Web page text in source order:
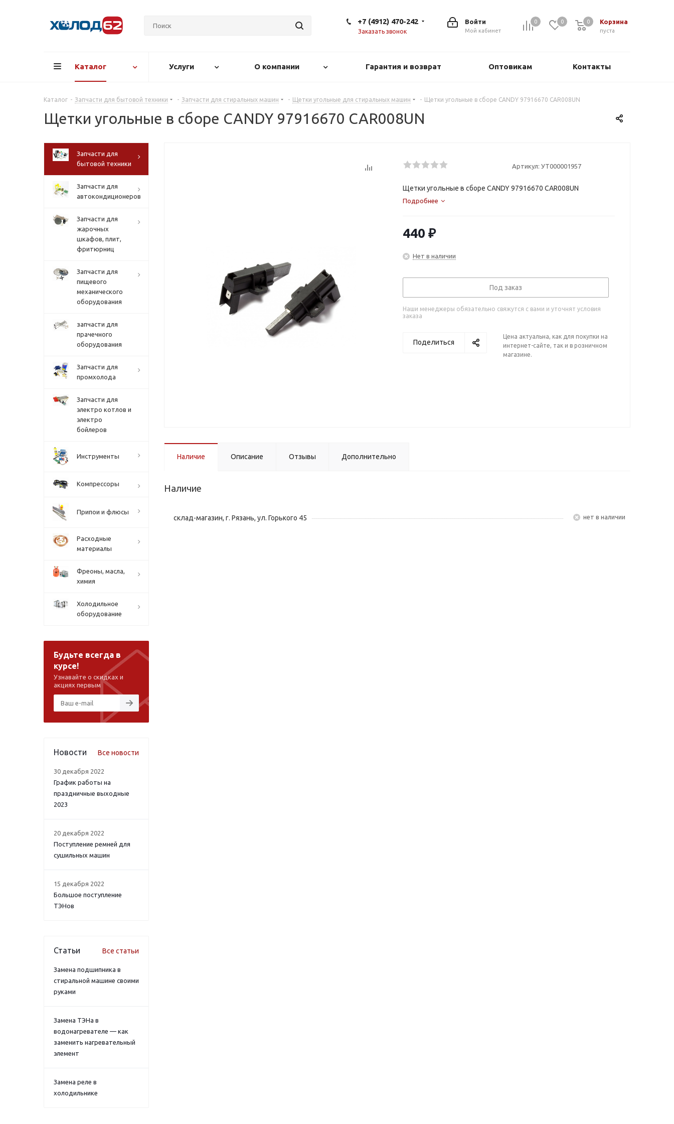
0 0 Корзина
0
пуста
0
Войти
Мой кабинет
+7 (4912) 470-242
Заказать звонок
Каталог Услуги О компании Гарантия и возврат Оптовикам Контакты
Каталог - Запчасти для бытовой техники - Запчасти для стиральных машин - Щетки угольные для стиральных машин - Щетки угольные в сборе CANDY 97916670 CAR008UN
Щетки угольные в сборе CANDY 97916670 CAR008UN
Артикул: УТ000001957
Щетки угольные в сборе CANDY 97916670 CAR008UN
Подробнее
440 ₽
Нет в наличии
Под заказ
Наши менеджеры обязательно свяжутся с вами и уточнят условия
заказа
Поделиться
Цена актуальна, как для покупки на
интернет-сайте, так и в розничном
магазине.
Наличие Описание Отзывы Дополнительно
Наличие
склад-магазин, г. Рязань, ул. Горького 45 Нет в наличии
Запчасти для
бытовой техники
Запчасти для
автокондиционеров
Запчасти для
жарочных
шкафов, плит,
фритюрниц
Запчасти для
пищевого
механического
оборудования
запчасти для
прачечного
оборудования
Запчасти для
промхолода
Запчасти для
электро котлов и
электро
бойлеров
Инструменты
Компрессоры
Припои и флюсы
Расходные
материалы
Фреоны, масла,
химия
Холодильное
оборудование
Будьте всегда в
курсе!
Узнавайте о скидках и
акциях первым
Новости Все новости
30 декабря 2022
График работы на
праздничные выходные
2023
20 декабря 2022
Поступление ремней для
сушильных машин
15 декабря 2022
Большое поступление
ТЭНов
Статьи Все статьи
Замена подшипника в
стиральной машине своими
руками
Замена ТЭНа в
водонагревателе — как
заменить нагревательный
элемент
Замена реле в
холодильнике